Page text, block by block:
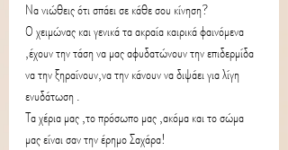
Να νιώθεις ότι σπάει σε κάθε σου κίνηση?
Ο χειμώνας και γενικά τα ακραία καιρικά φαινόμενα
,έχουν την τάση να μας αφυδατώνουν την επιδερμίδα
να την ξηραίνουν,να την κάνουν να διψάει για λίγη
ενυδάτωση .
Τα χέρια μας ,το πρόσωπο μας ,ακόμα και το σώμα
μας είναι σαν την έρημο Σαχάρα!